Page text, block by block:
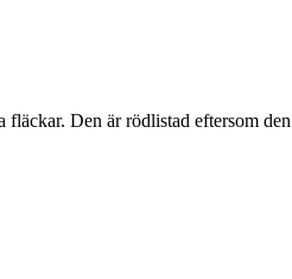
Den är rödlistad eftersom